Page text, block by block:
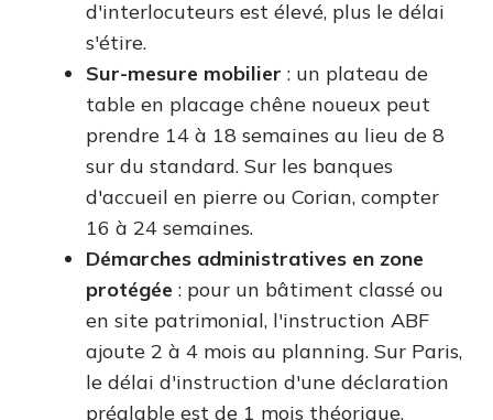
d'interlocuteurs est élevé, plus le délai
s'étire.
Sur-mesure mobilier : un plateau de
table en placage chêne noueux peut
prendre 14 à 18 semaines au lieu de 8
sur du standard. Sur les banques
d'accueil en pierre ou Corian, compter
16 à 24 semaines.
Démarches administratives en zone
protégée : pour un bâtiment classé ou
en site patrimonial, l'instruction ABF
ajoute 2 à 4 mois au planning. Sur Paris,
le délai d'instruction d'une déclaration
préalable est de 1 mois théorique,